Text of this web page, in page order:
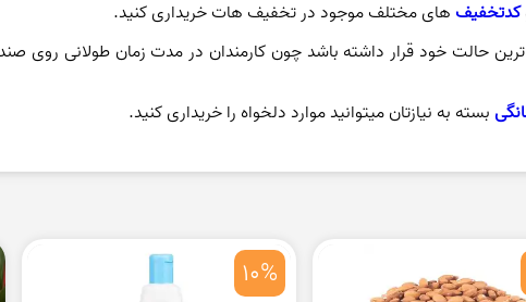
کدتخفیف های مختلف موجود در تخفیف هات خریداری کنید.
حالت خود قرار داشته باشد چون کارمندان در مدت زمان طولانی روی
بسته به نیازتان میتوانید موارد دلخواه را خریداری کنید.
10%